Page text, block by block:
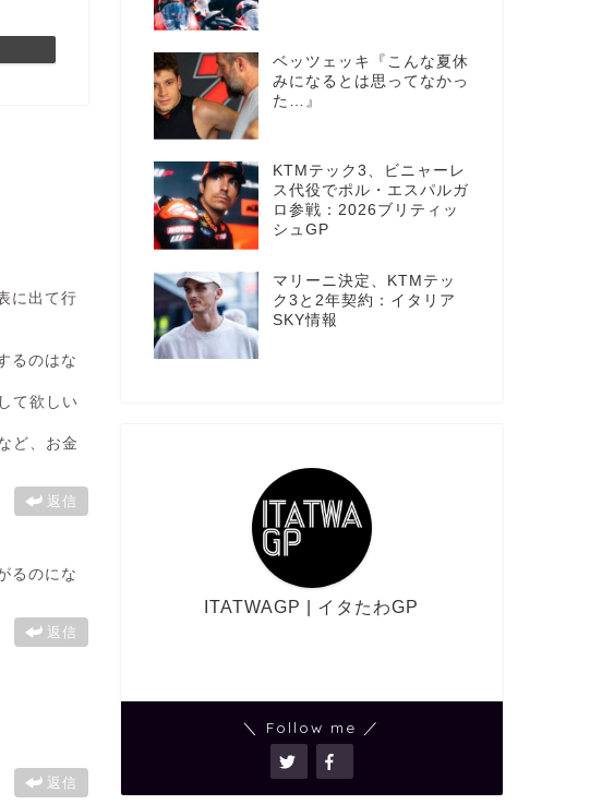
に出て行
るのはな
て欲しい
ど、お金
返信
るのにな
返信
返信
ベッツェッキ『こんな夏休
みになるとは思ってなかっ
た…』
KTMテック3、ビニャーレ
ス代役でポル・エスパルガ
ロ参戦：2026ブリティッ
シュGP
マリーニ決定、KTMテッ
ク3と2年契約：イタリア
SKY情報
ITATWAGP | イタたわGP
＼ Follow me ／